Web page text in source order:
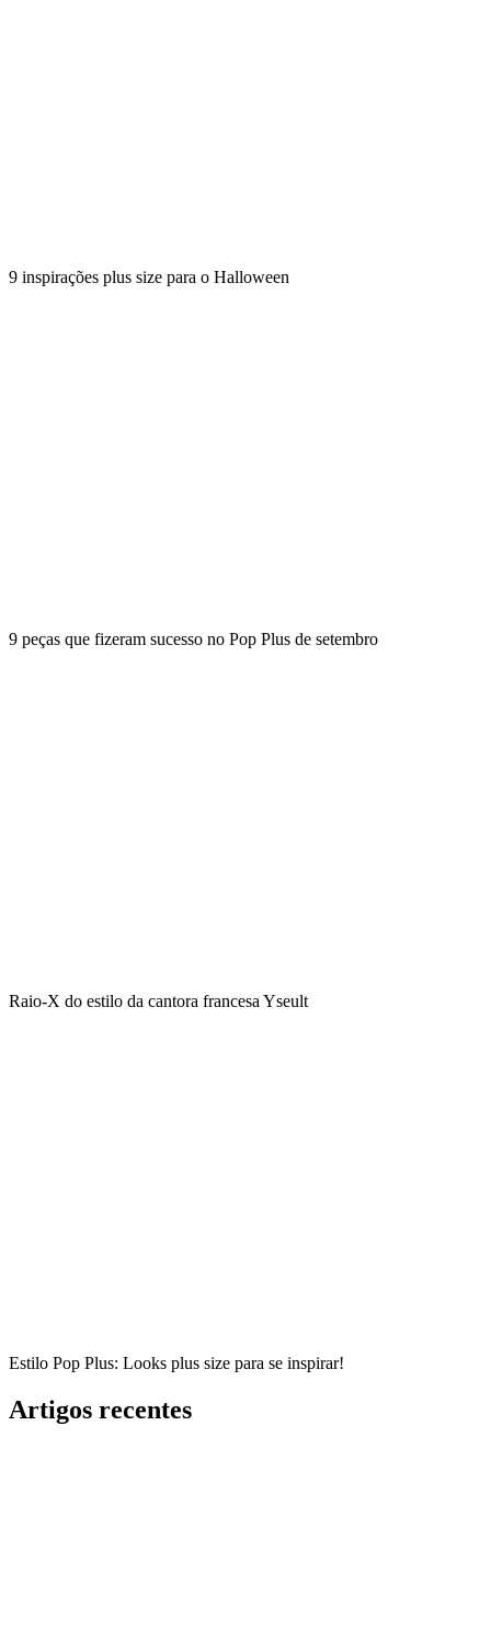
9 inspirações plus size para o Halloween
9 peças que fizeram sucesso no Pop Plus de setembro
Raio-X do estilo da cantora francesa Yseult
Estilo Pop Plus: Looks plus size para se inspirar!
Artigos recentes